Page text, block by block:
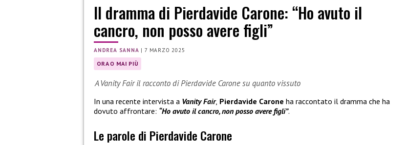
Il dramma di Pierdavide Carone: “Ho avuto il
cancro, non posso avere figli”
ANDREA SANNA |7 MARZO 2025
ORA O MAI PIÙ
A Vanity Fair il racconto di Pierdavide Carone su quanto vissuto
In una recente intervista a Vanity Fair, Pierdavide Carone ha raccontato il dramma che ha
dovuto affrontare: “Ho avuto il cancro, non posso avere figli”.
Le parole di Pierdavide Carone